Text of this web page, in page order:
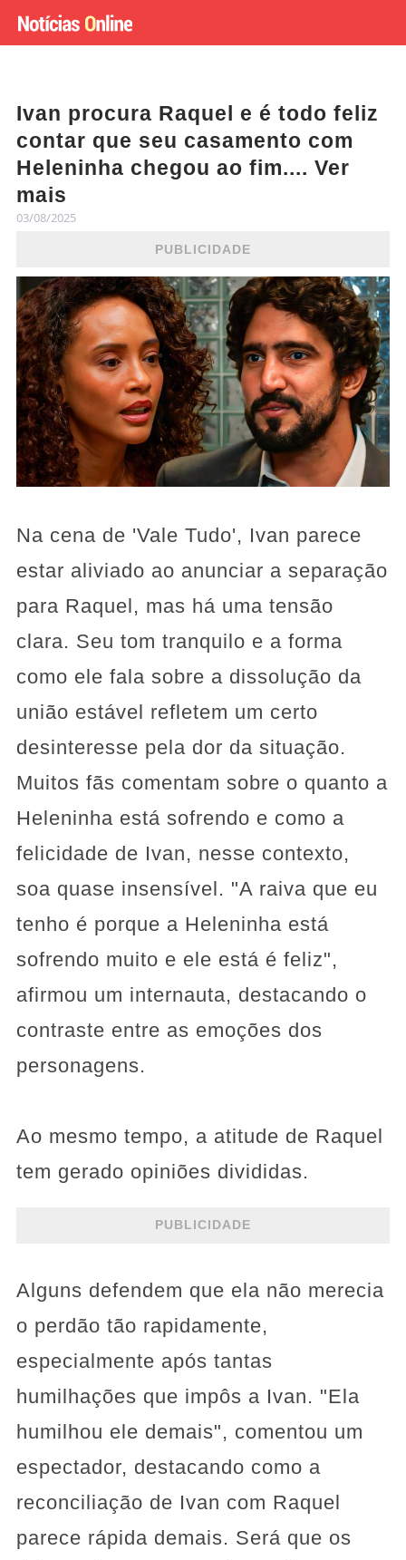
Ivan procura Raquel e é todo feliz
contar que seu casamento com
Heleninha chegou ao fim.... Ver
mais
03/08/2025
PUBLICIDADE
Na cena de 'Vale Tudo', Ivan parece
estar aliviado ao anunciar a separação
para Raquel, mas há uma tensão
clara. Seu tom tranquilo e a forma
como ele fala sobre a dissolução da
união estável refletem um certo
desinteresse pela dor da situação.
Muitos fãs comentam sobre o quanto a
Heleninha está sofrendo e como a
felicidade de Ivan, nesse contexto,
soa quase insensível. "A raiva que eu
tenho é porque a Heleninha está
sofrendo muito e ele está é feliz",
afirmou um internauta, destacando o
contraste entre as emoções dos
personagens.
Ao mesmo tempo, a atitude de Raquel
tem gerado opiniões divididas.
PUBLICIDADE
Alguns defendem que ela não merecia
o perdão tão rapidamente,
especialmente após tantas
humilhações que impôs a Ivan. "Ela
humilhou ele demais", comentou um
espectador, destacando como a
reconciliação de Ivan com Raquel
parece rápida demais. Será que os